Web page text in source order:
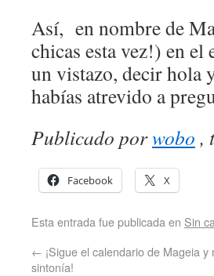
Así, en nombre de
chicas esta vez!) en el
un vistazo, decir hola
habías atrevido a
Publicado porwobo ,
Facebook X
Esta entrada fue publicada en Sin
← ¡Sigue el calendario de Mageia y
sintonía!